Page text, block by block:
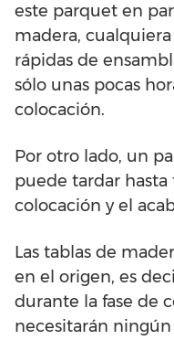
este parquet en
madera,
rápidas de
sólo unas pocas
colocación.
Por otro lado, un
puede tardar
colocación y el
Las tablas de
en el origen, es
durante la fase de
necesitarán